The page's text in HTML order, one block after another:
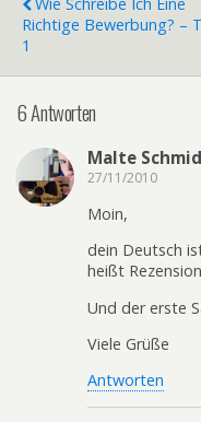
Richtige Bewerbung? –
1
6 Antworten
Malte
27/11/2010
Moin,
dein Deutsch
heißt
Und der erste
Viele Grüße
Antworten